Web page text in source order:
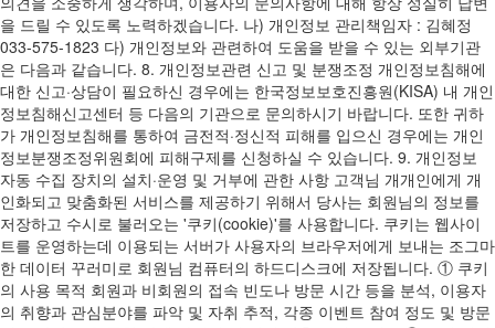
을 드릴 수 있도록 노력하겠습니다. 나) 개인정보 관리책임자 : 김혜정
033-575-1823 다) 개인정보와 관련하여 도움을 받을 수 있는 외부기관
은 다음과 같습니다. 8. 개인정보관련 신고 및 분쟁조정 개인정보침해에
대한 신고·상담이 필요하신 경우에는 한국정보보호진흥원(KISA) 내 개인
정보침해신고센터 등 다음의 기관으로 문의하시기 바랍니다. 또한 귀하
가 개인정보침해를 통하여 금전적·정신적 피해를 입으신 경우에는 개인
정보분쟁조정위원회에 피해구제를 신청하실 수 있습니다. 9. 개인정보
자동 수집 장치의 설치·운영 및 거부에 관한 사항 고객님 개개인에게 개
인화되고 맞춤화된 서비스를 제공하기 위해서 당사는 회원님의 정보를
저장하고 수시로 불러오는 '쿠키(cookie)'를 사용합니다. 쿠키는 웹사이
트를 운영하는데 이용되는 서버가 사용자의 브라우저에게 보내는 조그마
한 데이터 꾸러미로 회원님 컴퓨터의 하드디스크에 저장됩니다. ① 쿠키
의 사용 목적 회원과 비회원의 접속 빈도나 방문 시간 등을 분석, 이용자
의 취향과 관심분야를 파악 및 자취 추적, 각종 이벤트 참여 정도 및 방문